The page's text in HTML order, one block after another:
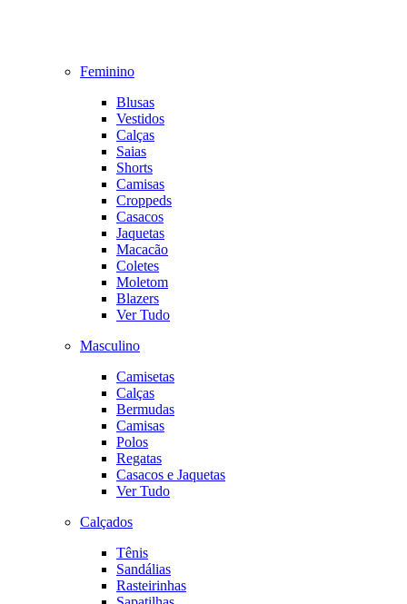
Feminino
Blusas
Vestidos
Calças
Saias
Shorts
Camisas
Croppeds
Casacos
Jaquetas
Macacão
Coletes
Moletom
Blazers
Ver Tudo
Masculino
Camisetas
Calças
Bermudas
Camisas
Polos
Regatas
Casacos e Jaquetas
Ver Tudo
Calçados
Tênis
Sandálias
Rasteirinhas